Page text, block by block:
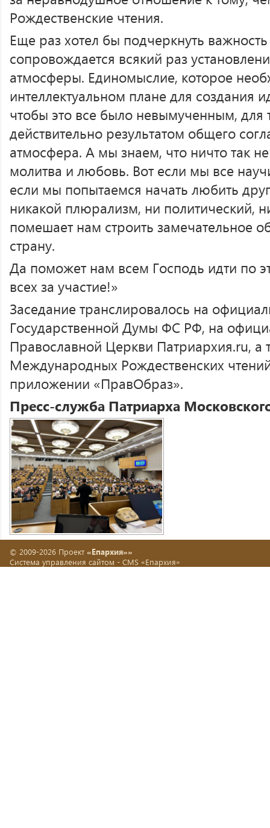
Рождественские чтения.
Еще раз хотел бы подчеркнуть
сопровождается всякий раз
атмосферы. Единомыслие, которое
интеллектуальном плане для создания
чтобы это все было невымученным, для
действительно результатом общего
атмосфера. А мы знаем, что ничто так
молитва и любовь. Вот если мы все
если мы попытаемся начать любить
никакой плюрализм, ни политический,
помешает нам строить замечательное
страну.
Да поможет нам всем Господь идти по
всех за участие!»
Заседание транслировалось на
Государственной Думы ФС РФ, на
Православной Церкви Патриархия.ru, а
Международных Рождественских
приложении «ПравОбраз».
Пресс-служба Патриарха
© 2009-2026 Проект «Епархия»»
Система управления сайтом - CMS «Епархия»